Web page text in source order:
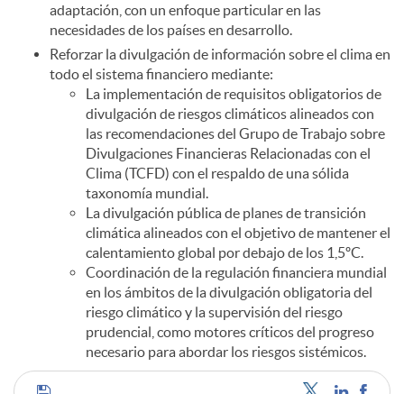
adaptación, con un enfoque particular en las
necesidades de los países en desarrollo.
Reforzar la divulgación de información sobre el clima en
todo el sistema financiero mediante:
La implementación de requisitos obligatorios de
divulgación de riesgos climáticos alineados con
las recomendaciones del Grupo de Trabajo sobre
Divulgaciones Financieras Relacionadas con el
Clima (TCFD) con el respaldo de una sólida
taxonomía mundial.
La divulgación pública de planes de transición
climática alineados con el objetivo de mantener el
calentamiento global por debajo de los 1,5ºC.
Coordinación de la regulación financiera mundial
en los ámbitos de la divulgación obligatoria del
riesgo climático y la supervisión del riesgo
prudencial, como motores críticos del progreso
necesario para abordar los riesgos sistémicos.